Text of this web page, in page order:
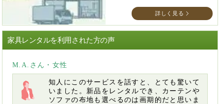
詳しく見る
家具レンタルを利用された方の声
M.A.さん・女性
知人にこのサービスを話すと、とても驚いて
いました。新品をレンタルでき、カーテンや
ソファの布地も選べるのは画期的だと思いま